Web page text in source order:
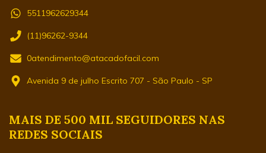
5511962629344
(11)96262-9344
0atendimento@atacadofacil.com
Avenida 9 de julho Escrito 707 - São Paulo - SP
MAIS DE 500 MIL SEGUIDORES NAS
REDES SOCIAIS